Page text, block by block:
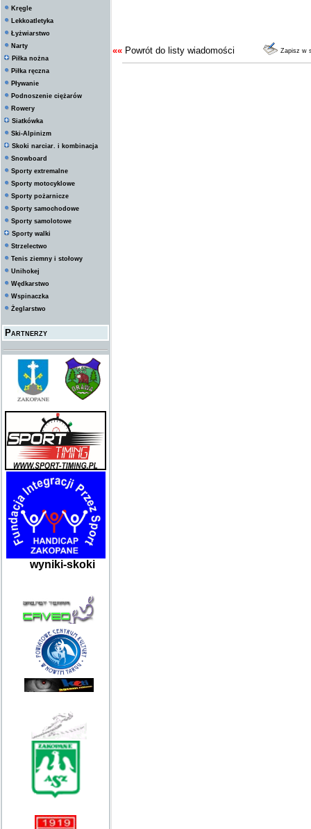
Kręgle
Lekkoatletyka
Łyżwiarstwo
Narty
Piłka nożna
Piłka ręczna
Pływanie
Podnoszenie ciężarów
Rowery
Siatkówka
Ski-Alpinizm
Skoki narciar. i kombinacja
Snowboard
Sporty extremalne
Sporty motocyklowe
Sporty pożarnicze
Sporty samochodowe
Sporty samolotowe
Sporty walki
Strzelectwo
Tenis ziemny i stołowy
Unihokej
Wędkarstwo
Wspinaczka
Żeglarstwo
Partnerzy
wyniki-skoki
«« Powrót do listy wiadomości Zapisz w